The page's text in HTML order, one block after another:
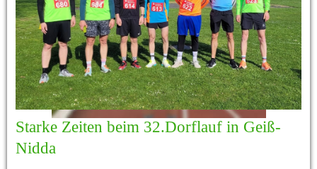
Starke Zeiten beim 32.Dorflauf in Geiß-
Nidda